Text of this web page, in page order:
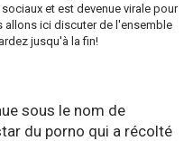
et est devenue virale pour
allons ici discuter de l'ensemble
jusqu'à la fin!
sous le nom de
du porno qui a récolté